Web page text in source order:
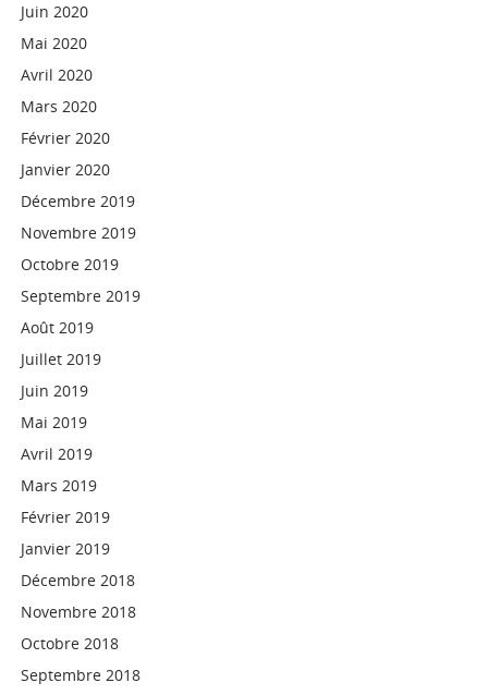
Juin 2020
Mai 2020
Avril 2020
Mars 2020
Février 2020
Janvier 2020
Décembre 2019
Novembre 2019
Octobre 2019
Septembre 2019
Août 2019
Juillet 2019
Juin 2019
Mai 2019
Avril 2019
Mars 2019
Février 2019
Janvier 2019
Décembre 2018
Novembre 2018
Octobre 2018
Septembre 2018